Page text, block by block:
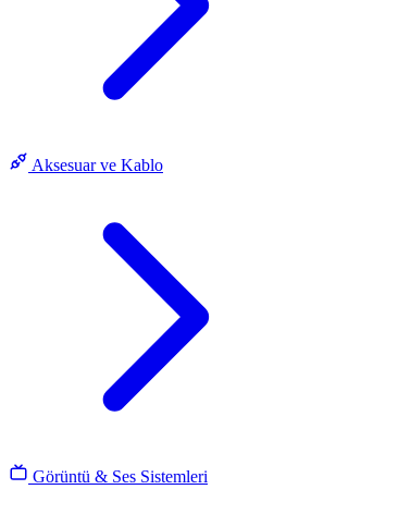
Aksesuar ve Kablo
Görüntü & Ses Sistemleri